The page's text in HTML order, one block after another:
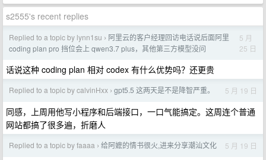
s2555's recent replies
Replied to a topic by lynn1su › 阿里云的客户经理回访电话说后面阿里
coding plan pro 挡位会上 qwen3.7 plus，其他第三方模型没问
5 月
25 日
话说这种 coding plan 相对 codex 有什么优势吗？还更贵
Replied to a topic by calvinHxx › gpt5.5 这两天是不是降智严重。 5 月 19 日
同感，上周用他写小程序和后端接口，一口气能搞定。这周连个普通
网站都搞了很多遍，折磨人
Replied to a topic by faaaa › 给阿嬷的情书很火,进来分享潮汕文化 5 月 19 日